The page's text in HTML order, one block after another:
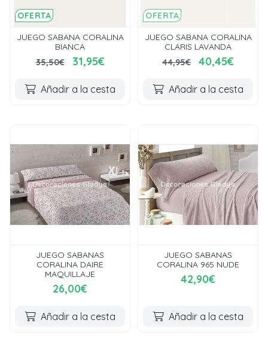
OFERTA
JUEGO SABANA CORALINA
BIANCA
35,50€
31,95€
Añadir a la cesta
OFERTA
JUEGO SABANA CORALINA
CLARIS LAVANDA
44,95€
40,45€
Añadir a la cesta
JUEGO SABANAS
CORALINA DAIRE
MAQUILLAJE
26,00€
Añadir a la cesta
JUEGO SABANAS
CORALINA 965 NUDE
42,90€
Añadir a la cesta